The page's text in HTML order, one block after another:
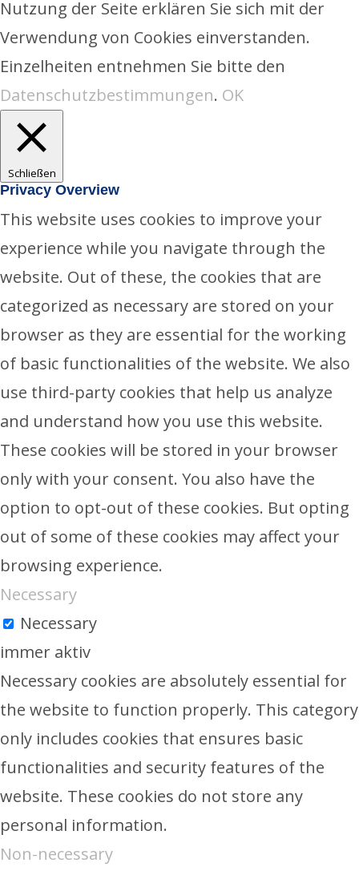
Nutzung der Seite erklären Sie sich mit der
Verwendung von Cookies einverstanden.
Einzelheiten entnehmen Sie bitte den
Datenschutzbestimmungen. OK
Schließen
Privacy Overview
This website uses cookies to improve your
experience while you navigate through the
website. Out of these, the cookies that are
categorized as necessary are stored on your
browser as they are essential for the working
of basic functionalities of the website. We also
use third-party cookies that help us analyze
and understand how you use this website.
These cookies will be stored in your browser
only with your consent. You also have the
option to opt-out of these cookies. But opting
out of some of these cookies may affect your
browsing experience.
Necessary
Necessary
immer aktiv
Necessary cookies are absolutely essential for
the website to function properly. This category
only includes cookies that ensures basic
functionalities and security features of the
website. These cookies do not store any
personal information.
Non-necessary